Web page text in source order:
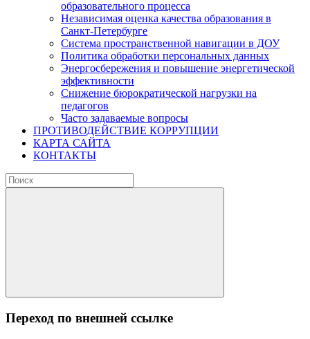
образовательного процесса
Независимая оценка качества образования в
Санкт-Петербурге
Система пространственной навигации в ДОУ
Политика обработки персональных данных
Энергосбережения и повышение энергетической
эффективности
Снижение бюрократической нагрузки на
педагогов
Часто задаваемые вопросы
ПРОТИВОДЕЙСТВИЕ КОРРУПЦИИ
КАРТА САЙТА
КОНТАКТЫ
Переход по внешней ссылке